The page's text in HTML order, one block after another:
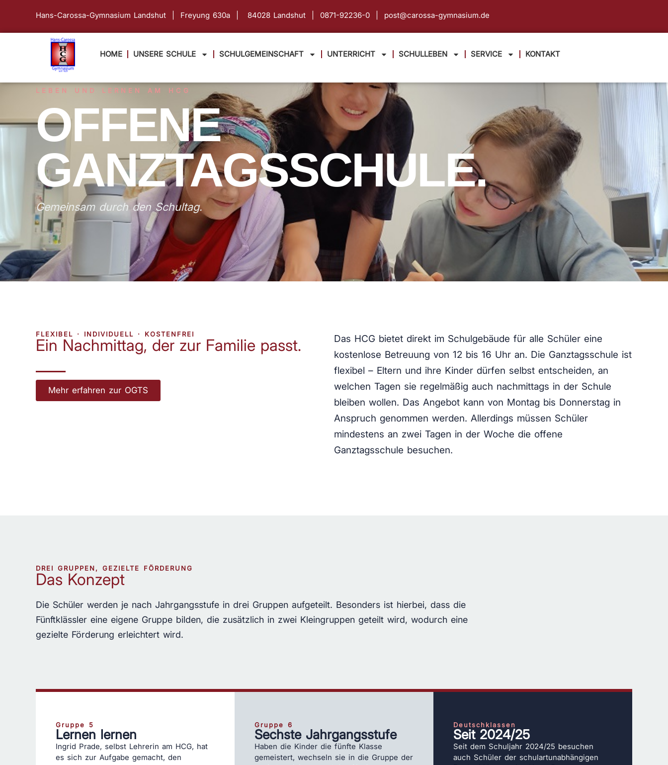
Hans-Carossa-Gymnasium Landshut | Freyung 630a | 84028 Landshut | 0871-92236-0 | post@carossa-gymnasium.de
HOME UNSERE SCHULE SCHULGEMEINSCHAFT UNTERRICHT SCHULLEBEN SERVICE KONTAKT
LEBEN UND LERNEN AM HCG
OFFENE
GANZTAGSSCHULE.
Gemeinsam durch den Schultag.
FLEXIBEL · INDIVIDUELL · KOSTENFREI
Ein Nachmittag, der zur Familie passt.
Mehr erfahren zur OGTS
Das HCG bietet direkt im Schulgebäude für alle Schüler eine
kostenlose Betreuung von 12 bis 16 Uhr an. Die Ganztagsschule ist
flexibel – Eltern und ihre Kinder dürfen selbst entscheiden, an
welchen Tagen sie regelmäßig auch nachmittags in der Schule
bleiben wollen. Das Angebot kann von Montag bis Donnerstag in
Anspruch genommen werden. Allerdings müssen Schüler
mindestens an zwei Tagen in der Woche die offene
Ganztagsschule besuchen.
DREI GRUPPEN, GEZIELTE FÖRDERUNG
Das Konzept
Die Schüler werden je nach Jahrgangsstufe in drei Gruppen aufgeteilt. Besonders ist hierbei, dass die
Fünftklässler eine eigene Gruppe bilden, die zusätzlich in zwei Kleingruppen geteilt wird, wodurch eine
gezielte Förderung erleichtert wird.
Gruppe 5
Lernen lernen
Ingrid Prade, selbst Lehrerin am HCG, hat
es sich zur Aufgabe gemacht, den
Gruppe 6
Sechste Jahrgangsstufe
Haben die Kinder die fünfte Klasse
gemeistert, wechseln sie in die Gruppe der
Deutschklassen
Seit 2024/25
Seit dem Schuljahr 2024/25 besuchen
auch Schüler der schulartunabhängigen